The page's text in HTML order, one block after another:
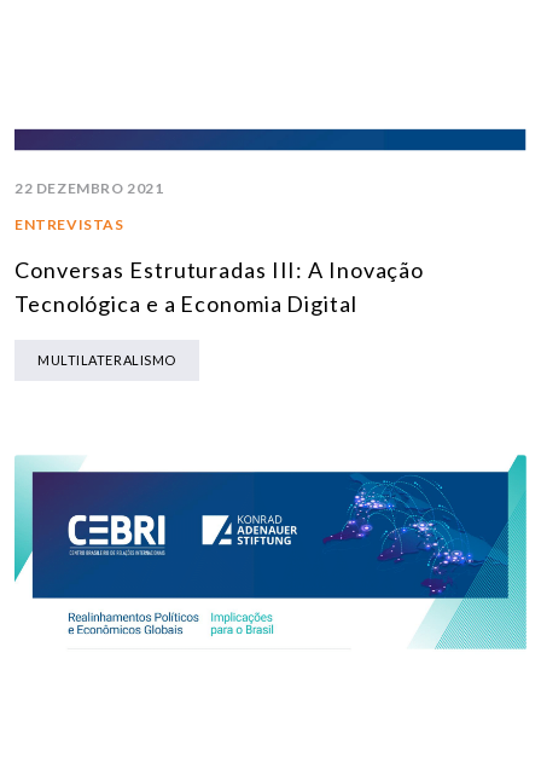
22 DEZEMBRO 2021
ENTREVISTAS
Conversas Estruturadas III: A Inovação
Tecnológica e a Economia Digital
MULTILATERALISMO